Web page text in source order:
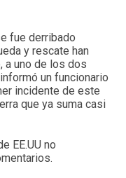
fue derribado
y rescate han
a uno de los dos
un funcionario
incidente de este
que ya suma casi
EE.UU no